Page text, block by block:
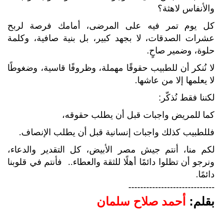
والأنفاس لاهثة؟
كل يوم تمر فيه على المرضى، أمامك فرصة لربح
عشرات الصدقات، لا بجهد كبير، بل بنية صافية، وكلمة
حلوة، وضمير صاحٍ.
لا نُنكر أن للطبيب حقوقًا مهملة، وظروفًا قاسية، وضغوطًا
لا يعلمها إلا من عاشها.
لكننا فقط نُذكّر:
كما للمريض واجبات قبل أن يطلب حقوقه،
فللطبيب كذلك واجبات إنسانية قبل أن يطلب الإنصاف.
لكم منا، أنتم جيش مصر الأبيض، كل التقدير والدعاء،
ونرجو أن تظلوا دائمًا أهلًا للثقة والعطاء.. فأنتم في قلوبنا
دائمًا.
-----------------------------
بقلم: أحمد صلاح سلمان